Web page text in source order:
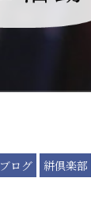
ブログ 絣倶楽部